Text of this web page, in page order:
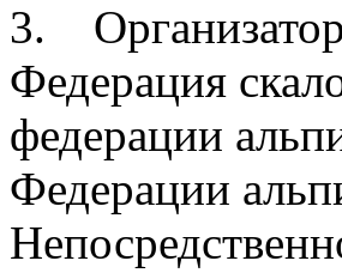
3.
Федерация
федерации
Федерации